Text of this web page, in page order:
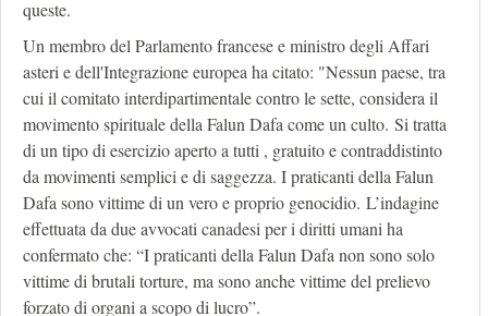
queste.
Un membro del Parlamento francese e ministro degli Affari
asteri e dell'Integrazione europea ha citato: "Nessun paese, tra
cui il comitato interdipartimentale contro le sette, considera il
movimento spirituale della Falun Dafa come un culto. Si tratta
di un tipo di esercizio aperto a tutti , gratuito e contraddistinto
da movimenti semplici e di saggezza. I praticanti della Falun
Dafa sono vittime di un vero e proprio genocidio. L’indagine
effettuata da due avvocati canadesi per i diritti umani ha
confermato che: “I praticanti della Falun Dafa non sono solo
vittime di brutali torture, ma sono anche vittime del prelievo
forzato di organi a scopo di lucro”.